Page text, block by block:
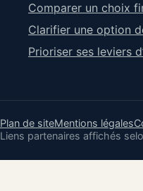
Comparer un choix
Clarifier une option
Prioriser ses leviers
Plan de siteMentions légales
Liens partenaires affichés